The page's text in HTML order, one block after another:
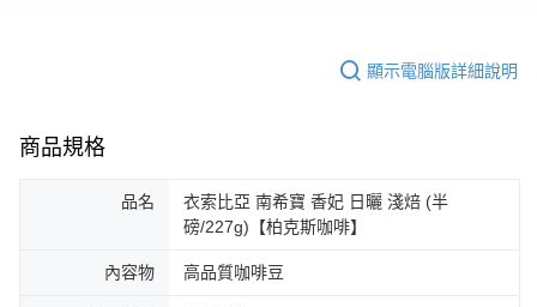
顯示電腦版詳細說明
商品規格
品名
衣索比亞 南希寶 香妃 日曬 淺焙 (半
磅/227g)【柏克斯咖啡】
內容物 高品質咖啡豆